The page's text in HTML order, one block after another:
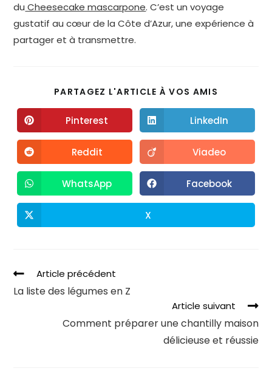
du Cheesecake mascarpone. C’est un voyage
gustatif au cœur de la Côte d’Azur, une expérience à
partager et à transmettre.
PARTAGEZ L'ARTICLE À VOS AMIS
Pinterest LinkedIn
Reddit Viadeo
WhatsApp Facebook
X
Article précédent
La liste des légumes en Z
Article suivant
Comment préparer une chantilly maison
délicieuse et réussie